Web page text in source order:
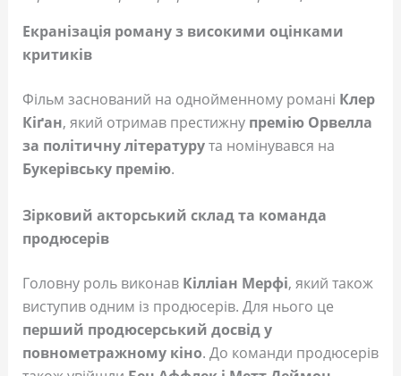
Екранізація роману з високими оцінками
критиків
Фільм заснований на однойменному романі Клер
Кіґан, який отримав престижну премію Орвелла
за політичну літературута номінувався на
Букерівську премію.
Зірковий акторський склад та команда
продюсерів
Головну роль виконав Кілліан Мерфі, який також
виступив одним із продюсерів. Для нього це
перший продюсерський досвід у
повнометражному кіно. До команди продюсерів